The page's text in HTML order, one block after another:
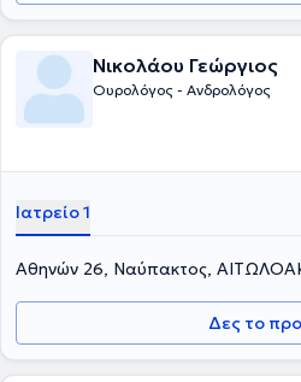
Νικολάου Γεώργιος
Ουρολόγος - Ανδρολόγος
Ιατρείο 1
Αθηνών 26, Ναύπακτος,
Δες το